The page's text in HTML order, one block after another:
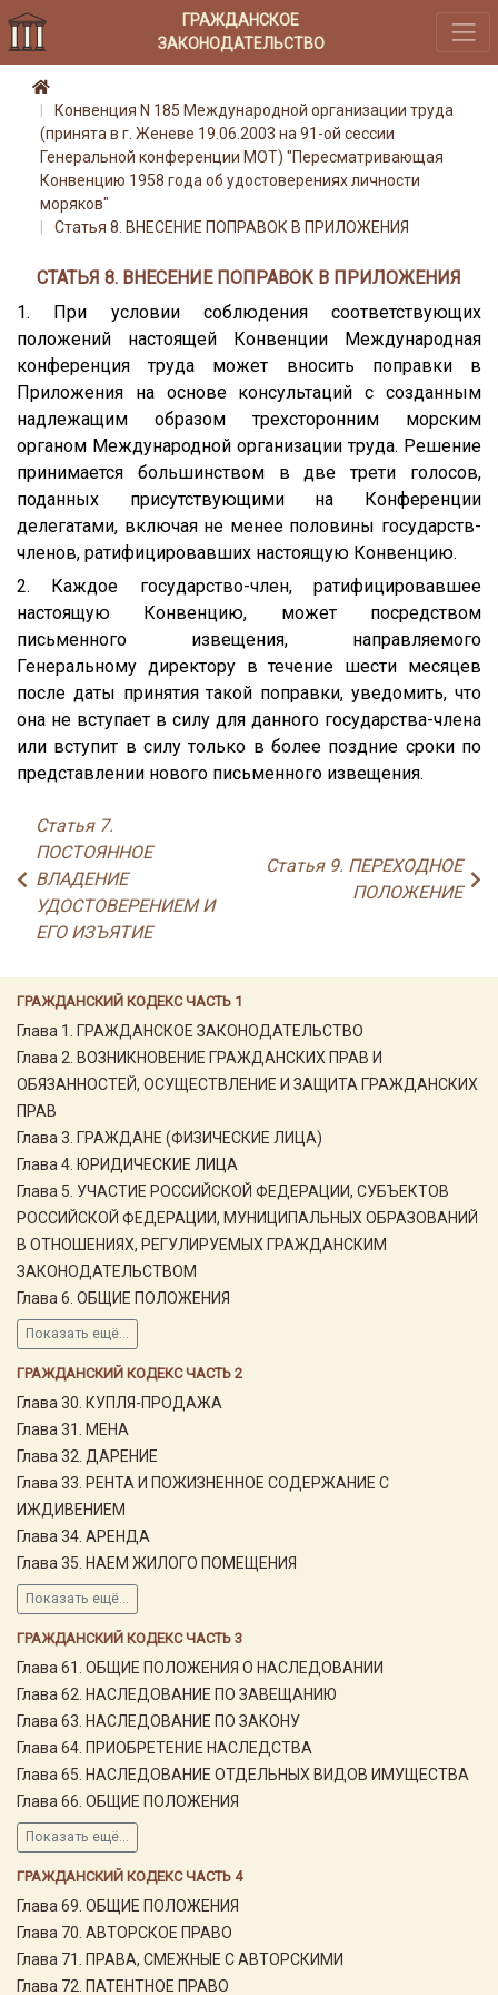
ГРАЖДАНСКОЕ
ЗАКОНОДАТЕЛЬСТВО
ГРАЖДАНСКИЙ КОДЕКС ЧАСТЬ 1
Глава 1. ГРАЖДАНСКОЕ ЗАКОНОДАТЕЛЬСТВО
Глава 2. ВОЗНИКНОВЕНИЕ ГРАЖДАНСКИХ ПРАВ И
ОБЯЗАННОСТЕЙ, ОСУЩЕСТВЛЕНИЕ И ЗАЩИТА ГРАЖДАНСКИХ
ПРАВ
Глава 3. ГРАЖДАНЕ (ФИЗИЧЕСКИЕ ЛИЦА)
Глава 4. ЮРИДИЧЕСКИЕ ЛИЦА
Глава 5. УЧАСТИЕ РОССИЙСКОЙ ФЕДЕРАЦИИ, СУБЪЕКТОВ
РОССИЙСКОЙ ФЕДЕРАЦИИ, МУНИЦИПАЛЬНЫХ ОБРАЗОВАНИЙ
В ОТНОШЕНИЯХ, РЕГУЛИРУЕМЫХ ГРАЖДАНСКИМ
ЗАКОНОДАТЕЛЬСТВОМ
Глава 6. ОБЩИЕ ПОЛОЖЕНИЯ
Показать ещё...
ГРАЖДАНСКИЙ КОДЕКС ЧАСТЬ 2
Глава 30. КУПЛЯ-ПРОДАЖА
Глава 31. МЕНА
Глава 32. ДАРЕНИЕ
Глава 33. РЕНТА И ПОЖИЗНЕННОЕ СОДЕРЖАНИЕ С
ИЖДИВЕНИЕМ
Глава 34. АРЕНДА
Глава 35. НАЕМ ЖИЛОГО ПОМЕЩЕНИЯ
Показать ещё...
ГРАЖДАНСКИЙ КОДЕКС ЧАСТЬ 3
Глава 61. ОБЩИЕ ПОЛОЖЕНИЯ О НАСЛЕДОВАНИИ
Глава 62. НАСЛЕДОВАНИЕ ПО ЗАВЕЩАНИЮ
Глава 63. НАСЛЕДОВАНИЕ ПО ЗАКОНУ
Глава 64. ПРИОБРЕТЕНИЕ НАСЛЕДСТВА
Глава 65. НАСЛЕДОВАНИЕ ОТДЕЛЬНЫХ ВИДОВ ИМУЩЕСТВА
Глава 66. ОБЩИЕ ПОЛОЖЕНИЯ
Показать ещё...
ГРАЖДАНСКИЙ КОДЕКС ЧАСТЬ 4
Глава 69. ОБЩИЕ ПОЛОЖЕНИЯ
Глава 70. АВТОРСКОЕ ПРАВО
Глава 71. ПРАВА, СМЕЖНЫЕ С АВТОРСКИМИ
Глава 72. ПАТЕНТНОЕ ПРАВО
Конвенция N 185 Международной организации труда
(принята в г. Женеве 19.06.2003 на 91-ой сессии
Генеральной конференции МОТ) "Пересматривающая
Конвенцию 1958 года об удостоверениях личности
моряков"
Статья 8. ВНЕСЕНИЕ ПОПРАВОК В ПРИЛОЖЕНИЯ
СТАТЬЯ 8. ВНЕСЕНИЕ ПОПРАВОК В ПРИЛОЖЕНИЯ
1. При условии соблюдения соответствующих
положений настоящей Конвенции Международная
конференция труда может вносить поправки в
Приложения на основе консультаций с созданным
надлежащим образом трехсторонним морским
органом Международной организации труда. Решение
принимается большинством в две трети голосов,
поданных присутствующими на Конференции
делегатами, включая не менее половины государств-
членов, ратифицировавших настоящую Конвенцию.
2. Каждое государство-член, ратифицировавшее
настоящую Конвенцию, может посредством
письменного извещения, направляемого
Генеральному директору в течение шести месяцев
после даты принятия такой поправки, уведомить, что
она не вступает в силу для данного государства-члена
или вступит в силу только в более поздние сроки по
представлении нового письменного извещения.
Статья 7.
ПОСТОЯННОЕ
ВЛАДЕНИЕ
УДОСТОВЕРЕНИЕМ И
ЕГО ИЗЪЯТИЕ
Статья 9. ПЕРЕХОДНОЕ
ПОЛОЖЕНИЕ